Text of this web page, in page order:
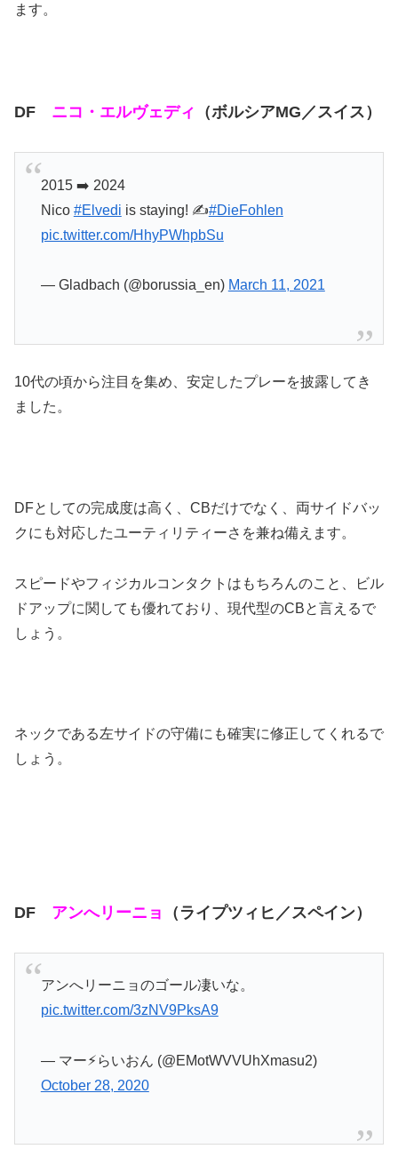
ます。
DF ニコ・エルヴェディ （ボルシアMG／スイス）
2015 ➡️ 2024
Nico #Elvedi is staying! ✍️#DieFohlen
pic.twitter.com/HhyPWhpbSu
— Gladbach (@borussia_en) March 11, 2021
10代の頃から注目を集め、安定したプレーを披露してき
ました。
DFとしての完成度は高く、CBだけでなく、両サイドバッ
クにも対応したユーティリティーさを兼ね備えます。
スピードやフィジカルコンタクトはもちろんのこと、ビル
ドアップに関しても優れており、現代型のCBと言えるで
しょう。
ネックである左サイドの守備にも確実に修正してくれるで
しょう。
DF アンへリーニョ （ライプツィヒ／スペイン）
アンへリーニョのゴール凄いな。
pic.twitter.com/3zNV9PksA9
— マー⚡︎らいおん (@EMotWVVUhXmasu2)
October 28, 2020